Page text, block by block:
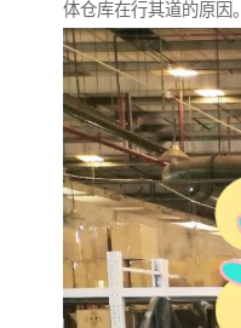
体仓库在行其道的原因。